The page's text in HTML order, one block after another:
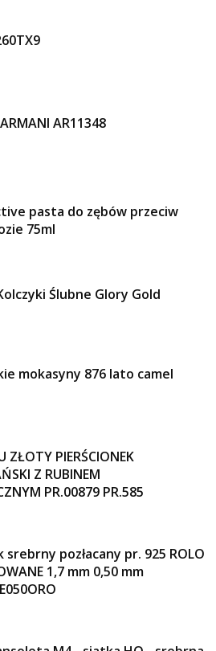
AR11348
pasta do zębów przeciw
75ml
Ślubne Glory Gold
mokasyny 876 lato camel
ZŁOTY PIERŚCIONEK
Z RUBINEM
PR.00879 PR.585
srebrny pozłacany pr. 925 ROLO
1,7 mm 0,50 mm